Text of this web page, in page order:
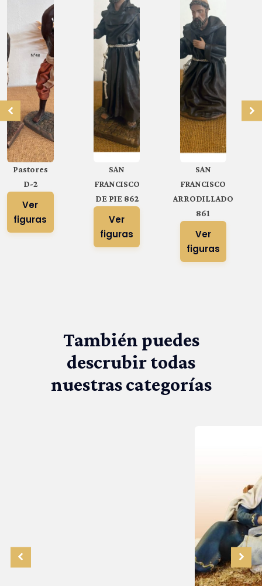
Pastores
D-2
Ver
figuras
SAN
FRANCISCO
DE PIE 862
Ver
figuras
SAN
FRANCISCO
ARRODILLADO
861
Ver
figuras
También puedes
descrubir todas
nuestras categorías